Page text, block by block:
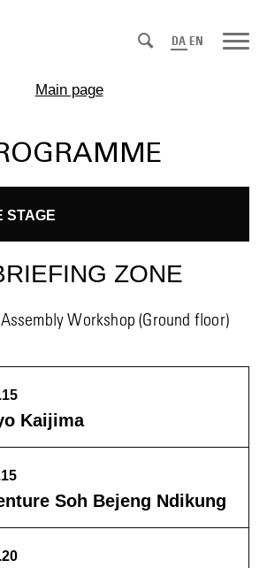
DA EN
Main page
STAGE
ZONE
Workshop (Ground floor)
Kaijima
Soh Bejeng Ndikung